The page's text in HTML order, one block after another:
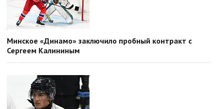
Минское «Динамо» заключило пробный контракт с
Сергеем Калининым